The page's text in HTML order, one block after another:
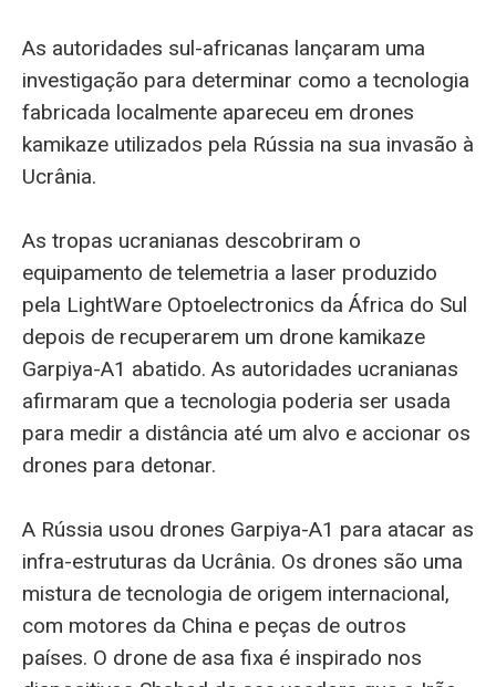
As autoridades sul-africanas lançaram uma
investigação para determinar como a tecnologia
fabricada localmente apareceu em drones
kamikaze utilizados pela Rússia na sua invasão à
Ucrânia.
As tropas ucranianas descobriram o
equipamento de telemetria a laser produzido
pela LightWare Optoelectronics da África do Sul
depois de recuperarem um drone kamikaze
Garpiya-A1 abatido. As autoridades ucranianas
afirmaram que a tecnologia poderia ser usada
para medir a distância até um alvo e accionar os
drones para detonar.
A Rússia usou drones Garpiya-A1 para atacar as
infra-estruturas da Ucrânia. Os drones são uma
mistura de tecnologia de origem internacional,
com motores da China e peças de outros
países. O drone de asa fixa é inspirado nos